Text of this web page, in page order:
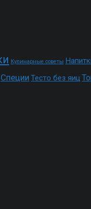
Кулинарные советы
Специи Тесто без яиц